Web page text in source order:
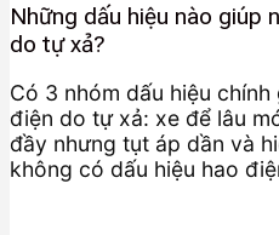
Những dấu hiệu nào giúp
do tự xả?
Có 3 nhóm dấu hiệu
điện do tự xả: xe để lâu
đầy nhưng tụt áp dần và
không có dấu hiệu hao